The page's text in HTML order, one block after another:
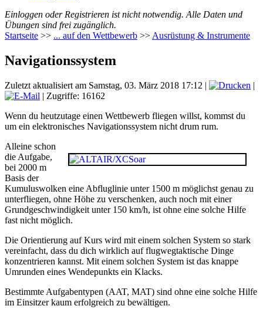
Einloggen oder Registrieren ist nicht notwendig. Alle Daten und
Übungen sind frei zugänglich.
Startseite >> ... auf den Wettbewerb >> Ausrüstung & Instrumente
Navigationssystem
Zuletzt aktualisiert am Samstag, 03. März 2018 17:12 |
|
| Zugriffe: 16162
Wenn du heutzutage einen Wettbewerb fliegen willst, kommst du
um ein elektronisches Navigationssystem nicht drum rum.
Alleine schon
die Aufgabe,
bei 2000 m
Basis der
Kumuluswolken eine Abfluglinie unter 1500 m möglichst genau zu
unterfliegen, ohne Höhe zu verschenken, auch noch mit einer
Grundgeschwindigkeit unter 150 km/h, ist ohne eine solche Hilfe
fast nicht möglich.
Die Orientierung auf Kurs wird mit einem solchen System so stark
vereinfacht, dass du dich wirklich auf flugwegtaktische Dinge
konzentrieren kannst. Mit einem solchen System ist das knappe
Umrunden eines Wendepunkts ein Klacks.
Bestimmte Aufgabentypen (AAT, MAT) sind ohne eine solche Hilfe
im Einsitzer kaum erfolgreich zu bewältigen.